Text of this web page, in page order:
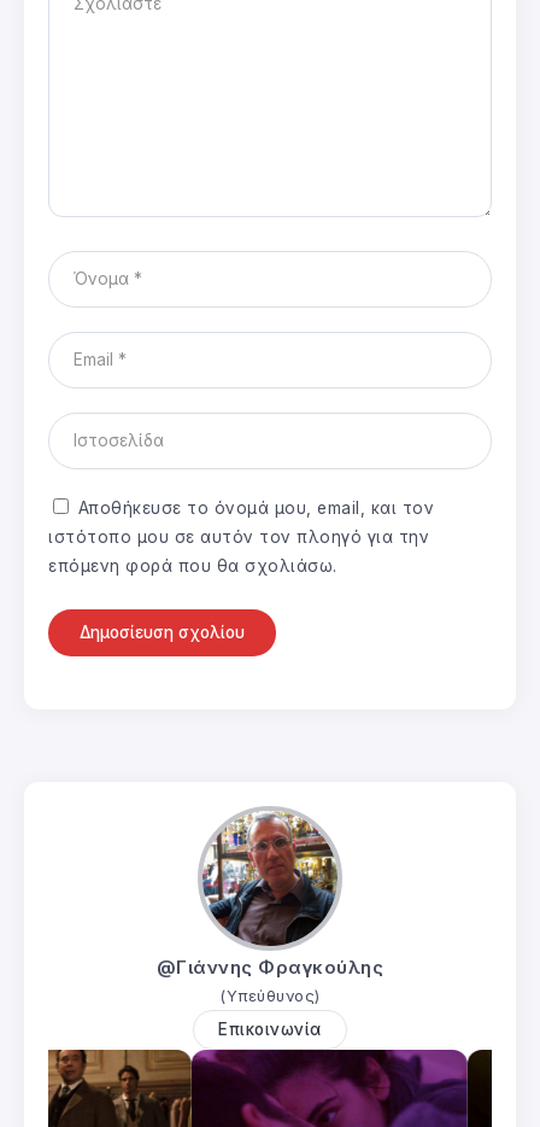
Αποθήκευσε το όνομά μου, email, και τον
ιστότοπο μου σε αυτόν τον πλοηγό για την
επόμενη φορά που θα σχολιάσω.
@Γιάννης Φραγκούλης
(Υπεύθυνος)
Επικοινωνία